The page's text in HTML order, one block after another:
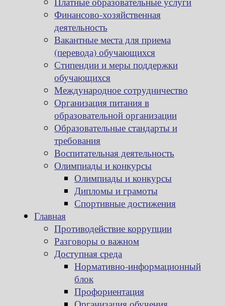
Финансово-хозяйственная
деятельность
Вакантные места для приема
(перевода) обучающихся
Стипендии и меры поддержки
обучающихся
Международное сотрудничество
Организация питания в
образовательной организации
Образовательные стандарты и
требования
Воспитательная деятельность
Олимпиады и конкурсы
Олимпиады и конкурсы
Дипломы и грамоты
Спортивные достижения
Главная
Противодействие коррупции
Разговоры о важном
Доступная среда
Нормативно-информационный
блок
Профориентация